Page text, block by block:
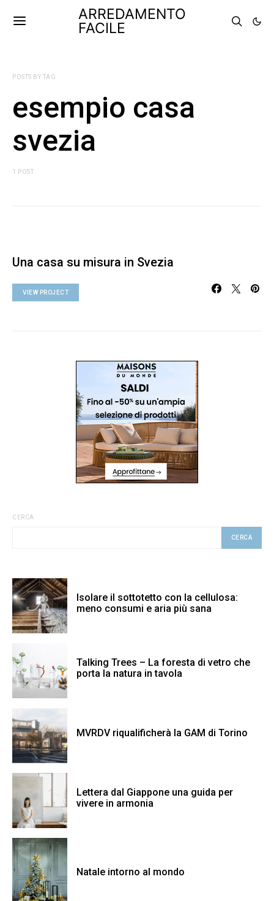
ARREDAMENTO
FACILE
POSTS BY TAG
esempio casa
svezia
1 POST
Una casa su misura in Svezia
VIEW PROJECT
CERCA
CERCA
Isolare il sottotetto con la cellulosa:
meno consumi e aria più sana
Talking Trees – La foresta di vetro che
porta la natura in tavola
MVRDV riqualificherà la GAM di Torino
Lettera dal Giappone una guida per
vivere in armonia
Natale intorno al mondo